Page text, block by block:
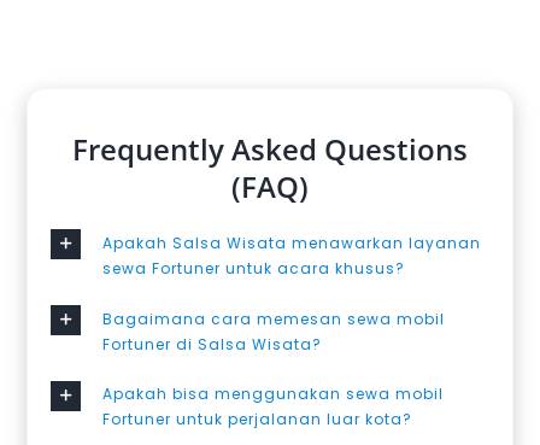
Frequently Asked Questions
(FAQ)
Apakah Salsa Wisata menawarkan layanan
sewa Fortuner untuk acara khusus?
Bagaimana cara memesan sewa mobil
Fortuner di Salsa Wisata?
Apakah bisa menggunakan sewa mobil
Fortuner untuk perjalanan luar kota?